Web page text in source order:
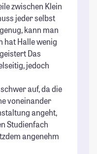
zwischen Klein
jeder selbst
kann man
hat Halle wenig
Das
jedoch
auf, da die
voneinander
angeht,
Studienfach
angenehm